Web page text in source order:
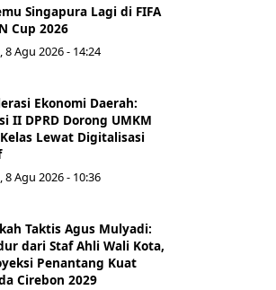
Singapura Lagi di FIFA
Cup 2026
8 Agu 2026 - 14:24
Ekonomi Daerah:
II DPRD Dorong UMKM
Lewat Digitalisasi
8 Agu 2026 - 10:36
Taktis Agus Mulyadi:
dari Staf Ahli Wali Kota,
Penantang Kuat
Cirebon 2029